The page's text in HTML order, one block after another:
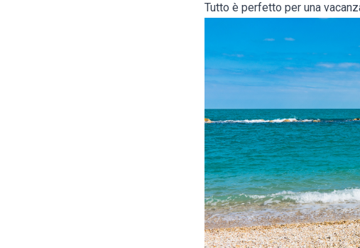
Tutto è perfetto per una